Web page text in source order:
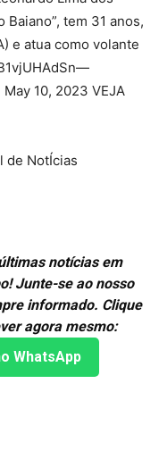
Baiano”, tem 31 anos,
e atua como volante
10, 2023 VEJA
de NotÍcias
notícias em
Junte-se ao nosso
informado. Clique
agora mesmo:
WhatsApp